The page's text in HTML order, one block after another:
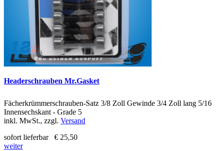
Headerschrauben Mr.Gasket
Fächerkrümmerschrauben-Satz 3/8 Zoll Gewinde 3/4 Zoll lang 5/16
Innensechskant - Grade 5
inkl. MwSt., zzgl. Versand
sofort lieferbar
€ 25,50
weiter